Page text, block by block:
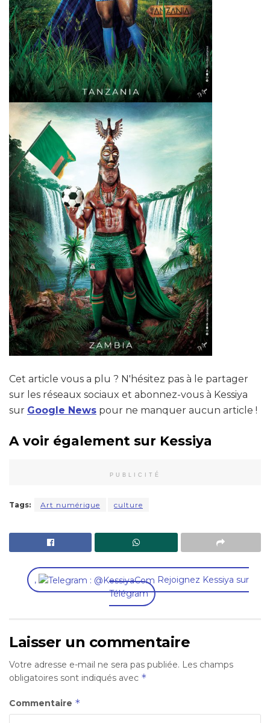
Cet article vous a plu ? N'hésitez pas à le partager
sur les réseaux sociaux et abonnez-vous à Kessiya
sur Google News pour ne manquer aucun article !
A voir également sur Kessiya
PUBLICITÉ
Tags: Art numérique culture
,
Rejoignez Kessiya sur
Télégram
Laisser un commentaire
Votre adresse e-mail ne sera pas publiée. Les champs
obligatoires sont indiqués avec *
Commentaire *